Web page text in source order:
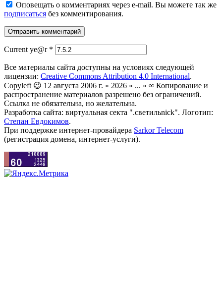
Оповещать о комментариях через e-mail. Вы можете так же
подписаться без комментирования.
Current ye@r *
Все материалы сайта доступны на условиях следующей
лицензии: Creative Commons Attribution 4.0 International.
Copyleft 😉 12 августа 2006 г. » 2026 » ... » ∞ Копирование и
распространение материалов разрешено без ограничений.
Ссылка не обязательна, но желательна.
Разработка сайта: виртуальная секта ".светильnick". Логотип:
Степан Евдокимов.
При поддержке интернет-провайдера Sarkor Telecom
(регистрация домена, интернет-услуги).